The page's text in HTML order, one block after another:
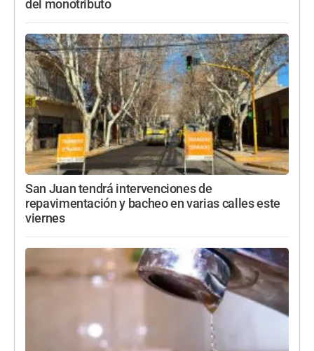
del monotributo
San Juan tendrá intervenciones de
repavimentación y bacheo en varias calles este
viernes